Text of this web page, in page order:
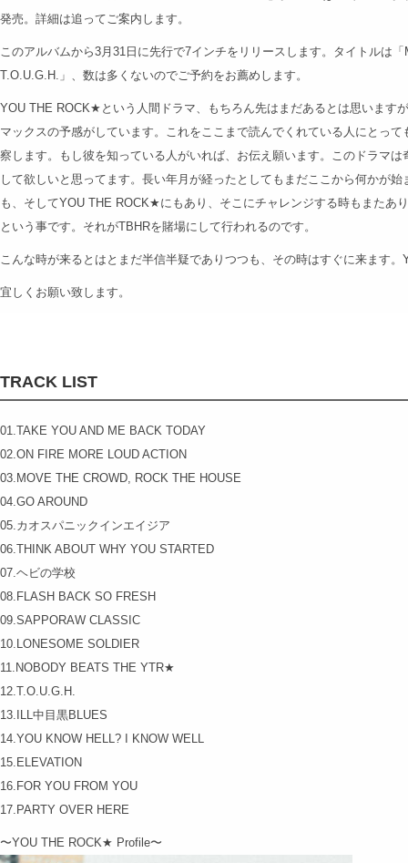
発売。詳細は追ってご案内します。
このアルバムから3月31日に先行で7インチをリリースします。タイトルは
T.O.U.G.H.」、数は多くないのでご予約をお薦めします。
YOU THE ROCK★という人間ドラマ、もちろん先はまだあるとは思います
マックスの予感がしています。これをここまで読んでくれている人にとっ
察します。もし彼を知っている人がいれば、お伝え願います。このドラマ
して欲しいと思ってます。長い年月が経ったとしてもまだここから何かが
も、そしてYOU THE ROCK★にもあり、そこにチャレンジする時もまたあ
という事です。それがTBHRを賭場にして行われるのです。
こんな時が来るとはとまだ半信半疑でありつつも、その時はすぐに来ます
宜しくお願い致します。
TRACK LIST
01.TAKE YOU AND ME BACK TODAY
02.ON FIRE MORE LOUD ACTION
03.MOVE THE CROWD, ROCK THE HOUSE
04.GO AROUND
05.カオスパニックインエイジア
06.THINK ABOUT WHY YOU STARTED
07.ヘビの学校
08.FLASH BACK SO FRESH
09.SAPPORAW CLASSIC
10.LONESOME SOLDIER
11.NOBODY BEATS THE YTR★
12.T.O.U.G.H.
13.ILL中目黒BLUES
14.YOU KNOW HELL? I KNOW WELL
15.ELEVATION
16.FOR YOU FROM YOU
17.PARTY OVER HERE
〜YOU THE ROCK★ Profile〜